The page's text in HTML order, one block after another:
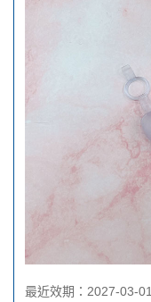
最近效期：2027-03-01